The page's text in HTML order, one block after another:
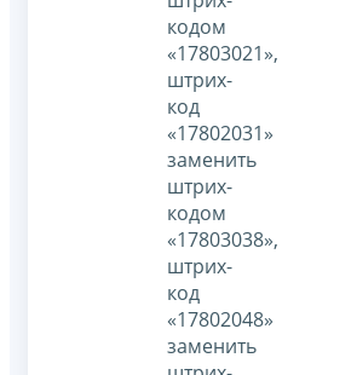
кодом
«17803021»,
штрих-
код
«17802031»
заменить
штрих-
кодом
«17803038»,
штрих-
код
«17802048»
заменить